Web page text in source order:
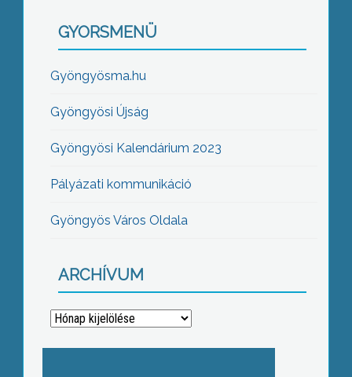
GYORSMENÜ
Gyöngyösma.hu
Gyöngyösi Újság
Gyöngyösi Kalendárium 2023
Pályázati kommunikáció
Gyöngyös Város Oldala
ARCHÍVUM
Archívum